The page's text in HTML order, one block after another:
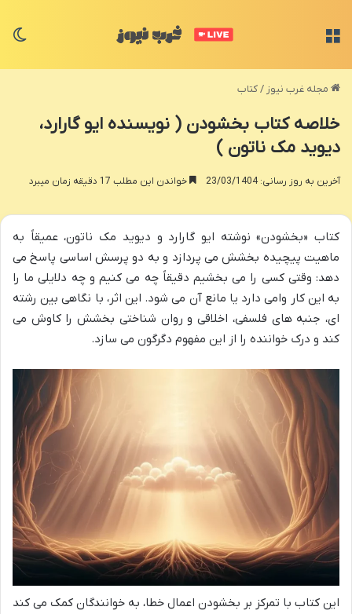
مجله غرب نیوز /کتاب
خلاصه کتاب بخشودن ( نویسنده ایو گارارد،
دیوید مک ناتون )
آخرین به روز رسانی: 23/03/1404 خواندن این مطلب 17 دقیقه زمان میبرد
کتاب «بخشودن» نوشته ایو گارارد و دیوید مک ناتون، عمیقاً به
ماهیت پیچیده بخشش می پردازد و به دو پرسش اساسی پاسخ می
دهد: وقتی کسی را می بخشیم دقیقاً چه می کنیم و چه دلایلی ما را
به این کار وامی دارد یا مانع آن می شود. این اثر، با نگاهی بین رشته
ای، جنبه های فلسفی، اخلاقی و روان شناختی بخشش را کاوش می
کند و درک خواننده را از این مفهوم دگرگون می سازد.
این کتاب با تمرکز بر بخشودن اعمال خطا، به خوانندگان کمک می کند